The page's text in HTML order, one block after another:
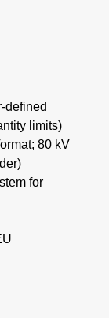
defined
limits)
80 kV
for